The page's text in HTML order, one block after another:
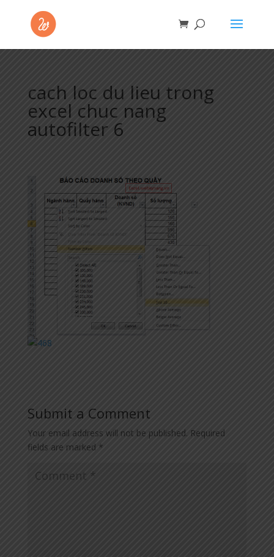
cach loc du lieu trong
excel chuc nang
autofilter 6
Submit a Comment
Your email address will not be published. Required
fields are marked *